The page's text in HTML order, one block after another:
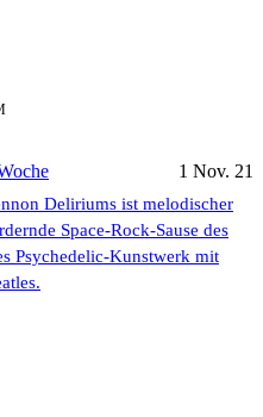
1 Nov. 21
Deliriums ist melodischer
Space-Rock-Sause des
Psychedelic-Kunstwerk mit